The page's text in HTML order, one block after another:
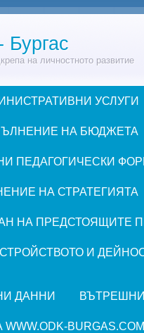
Бургас
на личностното развитие
УСЛУГИ
НА БЮДЖЕТА
ПЕДАГОГИЧЕСКИ
НА СТРАТЕГИЯТА
НА ПРЕДСТОЯЩИТЕ
И
ДАННИ
BURGAS.COM